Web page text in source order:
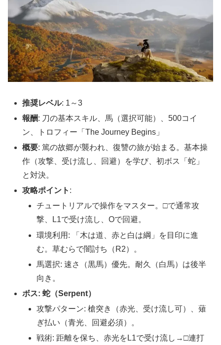
推奨レベル: 1～3
報酬: 刀の基本スキル、馬（選択可能）、500コイ
ン、トロフィー「The Journey Begins」
概要: 篤の故郷が襲われ、復讐の旅が始まる。基本操
作（攻撃、受け流し、回避）を学び、初ボス「蛇」
と対決。
攻略ポイント :
チュートリアルで操作をマスター。□で通常攻
撃、L1で受け流し、Oで回避。
環境利用: 「木は道、赤と白は綱」を目印に進
む。草むらで闇討ち（R2）。
馬選択: 速さ（黒馬）優先。耐久（白馬）は後半
向き。
ボス: 蛇（Serpent）
攻撃パターン: 槍突き（赤光、受け流し可）、薙
ぎ払い（青光、回避必須）。
戦術: 距離を保ち、赤光をL1で受け流し→□連打